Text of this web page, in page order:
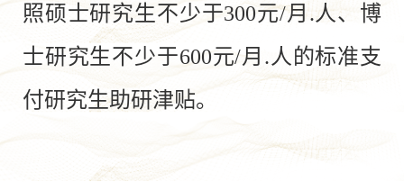
照硕士研究生不少于300元/月.人、博
士研究生不少于600元/月.人的标准支
付研究生助研津贴。